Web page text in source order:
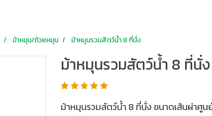
ม้าหมุน/ถ้วยหมุน ม้าหมุนรวมสัตว์น้ำ 8 ที่นั่ง
ม้าหมุนรวมสัตว์น้ำ 8 ที่นั่ง
ม้าหมุนรวมสัตว์น้ำ 8 ที่นั่ง ขนาดเส้นผ่าศูน